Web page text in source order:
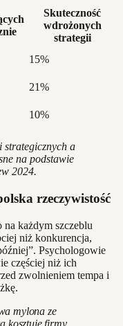
Skuteczność
wdrożonych
strategii
15%
21%
10%
strategicznych a
na podstawie
2024.
rzeczywistość
na każdym szczeblu
niż konkurencja,
Psychologowie
częściej niż ich
zwolnieniem tempa i
mylona ze
kosztuje firmy